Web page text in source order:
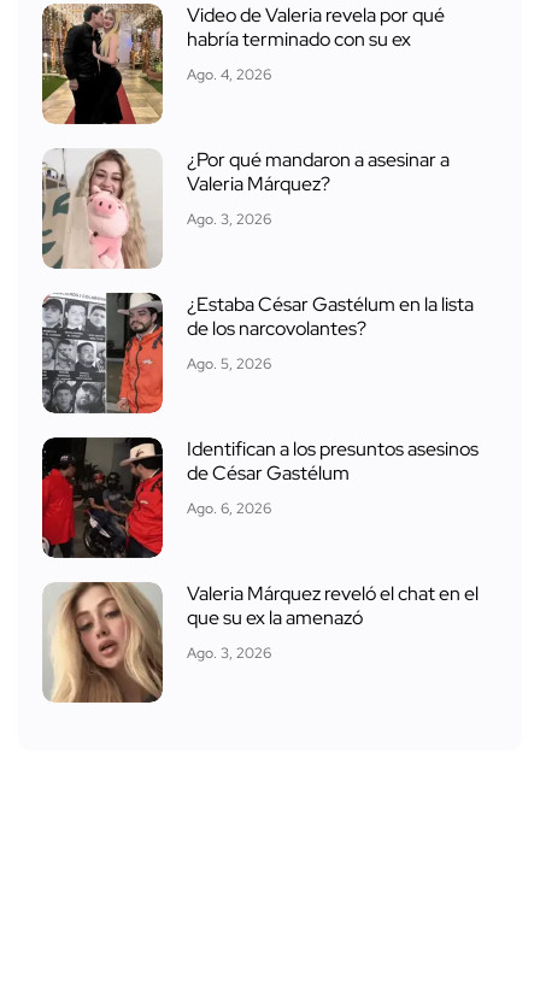
Video de Valeria revela por qué
habría terminado con su ex
Ago. 4, 2026
¿Por qué mandaron a asesinar a
Valeria Márquez?
Ago. 3, 2026
¿Estaba César Gastélum en la lista
de los narcovolantes?
Ago. 5, 2026
Identifican a los presuntos asesinos
de César Gastélum
Ago. 6, 2026
Valeria Márquez reveló el chat en el
que su ex la amenazó
Ago. 3, 2026